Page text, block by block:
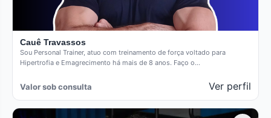
Cauê Travassos
Sou Personal Trainer, atuo com treinamento de força voltado para
Hipertrofia e Emagrecimento há mais de 8 anos. Faço o…
Valor sob consulta Ver perfil